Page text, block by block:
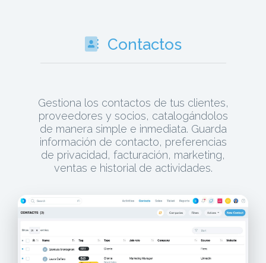
Contactos
Gestiona los contactos de tus clientes,
proveedores y socios, catalogándolos
de manera simple e inmediata. Guarda
información de contacto, preferencias
de privacidad, facturación, marketing,
ventas e historial de actividades.